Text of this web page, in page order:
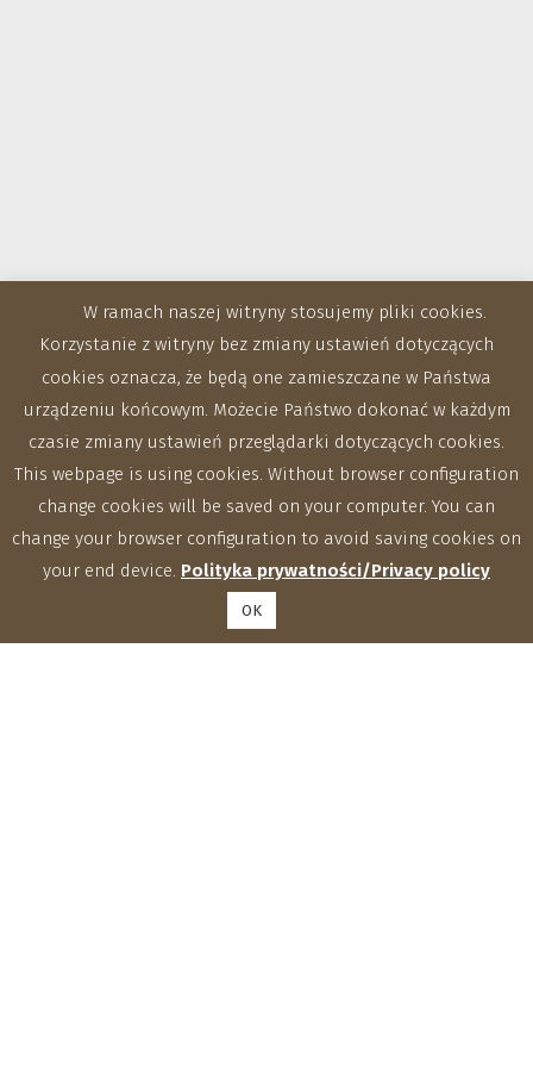
W ramach naszej witryny stosujemy pliki cookies.
Korzystanie z witryny bez zmiany ustawień dotyczących
cookies oznacza, że będą one zamieszczane w Państwa
urządzeniu końcowym. Możecie Państwo dokonać w każdym
czasie zmiany ustawień przeglądarki dotyczących cookies.
This webpage is using cookies. Without browser configuration
change cookies will be saved on your computer. You can
change your browser configuration to avoid saving cookies on
your end device. Polityka prywatności/Privacy policy
OK